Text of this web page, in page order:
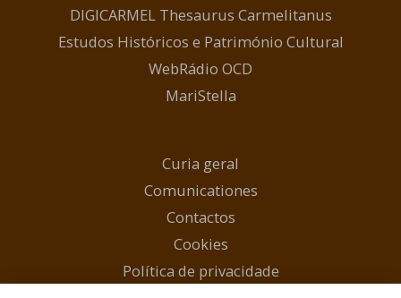
DIGICARMEL Thesaurus Carmelitanus
Estudos Históricos e Património Cultural
WebRádio OCD
MariStella
Curia geral
Comunicationes
Contactos
Cookies
Política de privacidade